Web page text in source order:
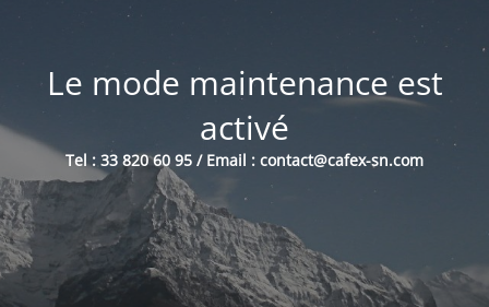
Le mode maintenance est
activé
Tel : 33 820 60 95 / Email : contact@cafex-sn.com